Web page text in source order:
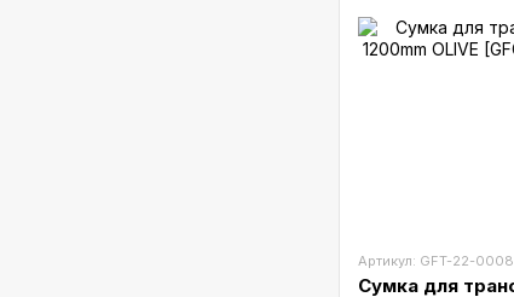
Артикул: GFT-22-
Сумка для